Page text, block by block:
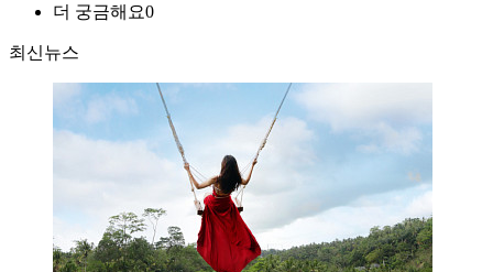
더 궁금해요0
최신뉴스